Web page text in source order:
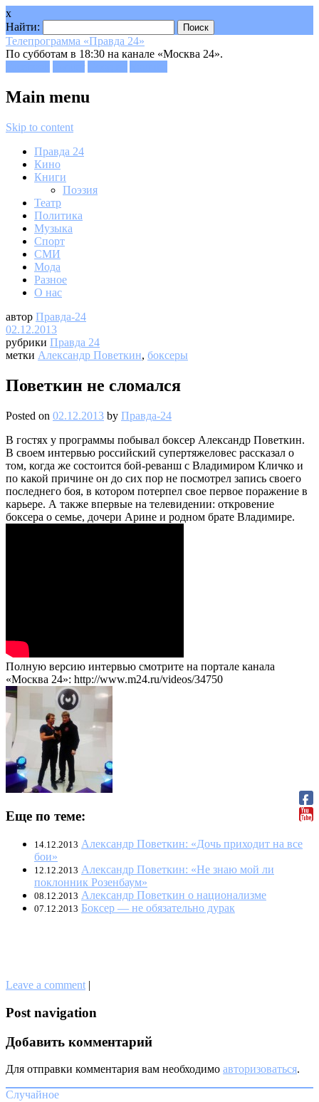
x
Найти:
Телепрограмма «Правда 24»
По субботам в 18:30 на канале «Москва 24».
Main menu
Skip to content
Правда 24
Кино
Книги
Поэзия
Театр
Политика
Музыка
Спорт
СМИ
Мода
Разное
О нас
автор Правда-24
02.12.2013
рубрики Правда 24
метки Александр Поветкин, боксеры
Поветкин не сломался
Posted on 02.12.2013 by Правда-24
В гостях у программы побывал боксер Александр Поветкин.
В своем интервью российский супертяжеловес рассказал о
том, когда же состоится бой-реванш с Владимиром Кличко и
по какой причине он до сих пор не посмотрел запись своего
последнего боя, в котором потерпел свое первое поражение в
карьере. А также впервые на телевидении: откровение
боксера о семье, дочери Арине и родном брате Владимире.
Полную версию интервью смотрите на портале канала
«Москва 24»: http://www.m24.ru/videos/34750
Еще по теме:
14.12.2013 Александр Поветкин: «Дочь приходит на все
бои»
12.12.2013 Александр Поветкин: «Не знаю мой ли
поклонник Розенбаум»
08.12.2013 Александр Поветкин о национализме
07.12.2013 Боксер — не обязательно дурак
Leave a comment |
Post navigation
Добавить комментарий
Для отправки комментария вам необходимо авторизоваться.
Случайное